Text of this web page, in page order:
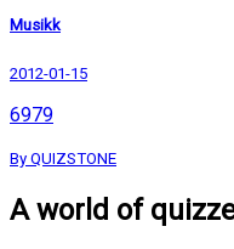
Musikk
2012-01-15
6979
By QUIZSTONE
A world of